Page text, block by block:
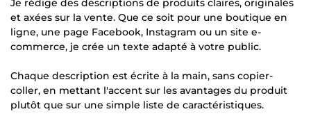
Je rédige des descriptions de produits claires, originales
et axées sur la vente. Que ce soit pour une boutique en
ligne, une page Facebook, Instagram ou un site e-
commerce, je crée un texte adapté à votre public.
Chaque description est écrite à la main, sans copier-
coller, en mettant l'accent sur les avantages du produit
plutôt que sur une simple liste de caractéristiques.